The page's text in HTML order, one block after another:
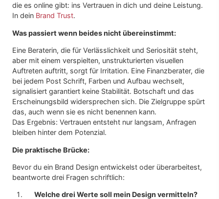
die es online gibt: ins Vertrauen in dich und deine Leistung.
In dein Brand Trust.
Was passiert wenn beides nicht übereinstimmt:
Eine Beraterin, die für Verlässlichkeit und Seriosität steht,
aber mit einem verspielten, unstrukturierten visuellen
Auftreten auftritt, sorgt für Irritation. Eine Finanzberater, die
bei jedem Post Schrift, Farben und Aufbau wechselt,
signalisiert garantiert keine Stabilität. Botschaft und das
Erscheinungsbild widersprechen sich. Die Zielgruppe spürt
das, auch wenn sie es nicht benennen kann.
Das Ergebnis: Vertrauen entsteht nur langsam, Anfragen
bleiben hinter dem Potenzial.
Die praktische Brücke:
Bevor du ein Brand Design entwickelst oder überarbeitest,
beantworte drei Fragen schriftlich:
Welche drei Werte soll mein Design vermitteln?